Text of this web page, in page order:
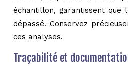
échantillon, garantissent que
dépassé. Conservez
ces analyses.
Traçabilité et